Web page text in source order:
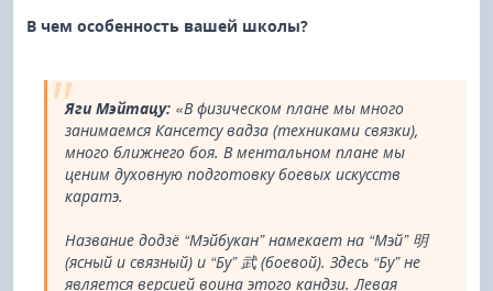
В чем особенность вашей школы?
Яги Мэйтацу: «В физическом плане мы много
занимаемся Кансетсу вадза (техниками связки),
много ближнего боя. В ментальном плане мы
ценим духовную подготовку боевых искусств
каратэ.
Название додзё “Мэйбукан” намекает на “Мэй” 明
(ясный и связный) и “Бу” 武 (боевой). Здесь “Бу” не
является версией воина этого кандзи. Левая